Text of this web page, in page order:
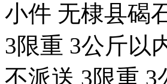
小件 无棣县碣
3限重 3公斤以
不派送 3限重 3